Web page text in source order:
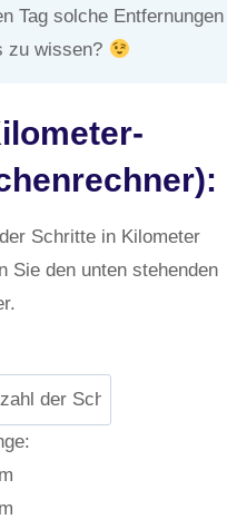
Tag solche Entfernungen
zu wissen?
Schritte in Kilometer
Sie den unten stehenden